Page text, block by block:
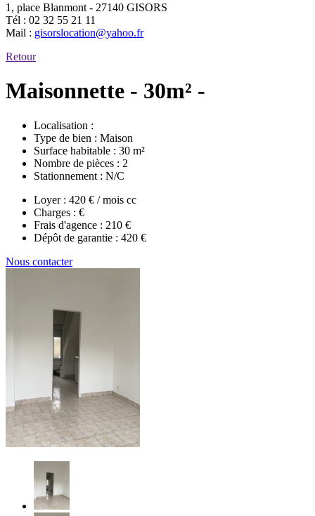
1, place Blanmont - 27140 GISORS
Tél : 02 32 55 21 11
Mail : gisorslocation@yahoo.fr
Retour
Maisonnette - 30m² -
Localisation :
Type de bien : Maison
Surface habitable : 30 m²
Nombre de pièces : 2
Stationnement : N/C
Loyer : 420 € / mois cc
Charges : €
Frais d'agence : 210 €
Dépôt de garantie : 420 €
Nous contacter